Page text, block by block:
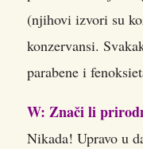
(njihovi izvori su
konzervansi.
parabene i
W: Znači li
Nikada! Upravo u